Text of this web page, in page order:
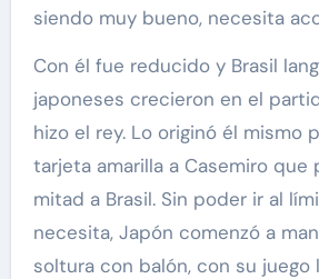
siendo muy bueno, necesita
Con él fue reducido y Brasil
japoneses crecieron en el
hizo el rey. Lo originó él mismo
tarjeta amarilla a Casemiro que
mitad a Brasil. Sin poder ir al
necesita, Japón comenzó a
soltura con balón, con su